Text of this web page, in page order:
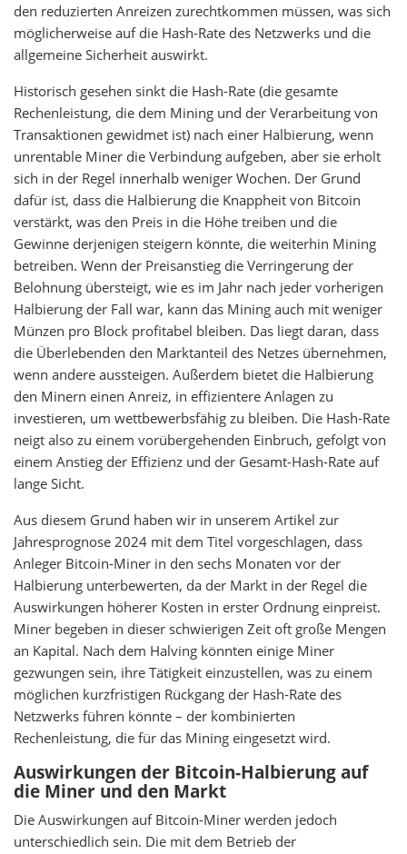
den reduzierten Anreizen zurechtkommen müssen, was sich
möglicherweise auf die Hash-Rate des Netzwerks und die
allgemeine Sicherheit auswirkt.
Historisch gesehen sinkt die Hash-Rate (die gesamte
Rechenleistung, die dem Mining und der Verarbeitung von
Transaktionen gewidmet ist) nach einer Halbierung, wenn
unrentable Miner die Verbindung aufgeben, aber sie erholt
sich in der Regel innerhalb weniger Wochen. Der Grund
dafür ist, dass die Halbierung die Knappheit von Bitcoin
verstärkt, was den Preis in die Höhe treiben und die
Gewinne derjenigen steigern könnte, die weiterhin Mining
betreiben. Wenn der Preisanstieg die Verringerung der
Belohnung übersteigt, wie es im Jahr nach jeder vorherigen
Halbierung der Fall war, kann das Mining auch mit weniger
Münzen pro Block profitabel bleiben. Das liegt daran, dass
die Überlebenden den Marktanteil des Netzes übernehmen,
wenn andere aussteigen. Außerdem bietet die Halbierung
den Minern einen Anreiz, in effizientere Anlagen zu
investieren, um wettbewerbsfähig zu bleiben. Die Hash-Rate
neigt also zu einem vorübergehenden Einbruch, gefolgt von
einem Anstieg der Effizienz und der Gesamt-Hash-Rate auf
lange Sicht.
Aus diesem Grund haben wir in unserem Artikel zur
Jahresprognose 2024 mit dem Titel vorgeschlagen, dass
Anleger Bitcoin-Miner in den sechs Monaten vor der
Halbierung unterbewerten, da der Markt in der Regel die
Auswirkungen höherer Kosten in erster Ordnung einpreist.
Miner begeben in dieser schwierigen Zeit oft große Mengen
an Kapital. Nach dem Halving könnten einige Miner
gezwungen sein, ihre Tätigkeit einzustellen, was zu einem
möglichen kurzfristigen Rückgang der Hash-Rate des
Netzwerks führen könnte – der kombinierten
Rechenleistung, die für das Mining eingesetzt wird.
Auswirkungen der Bitcoin-Halbierung auf
die Miner und den Markt
Die Auswirkungen auf Bitcoin-Miner werden jedoch
unterschiedlich sein. Die mit dem Betrieb der